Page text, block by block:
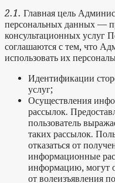
2.1. Главная цель
персональных данных —
консультационных услуг
соглашаются с тем, что
использовать их
Идентификации
услуг;
Осуществления
рассылок.
пользователь
таких рассылок.
отказаться от
информационные
информацию, могут
от волеизъявления